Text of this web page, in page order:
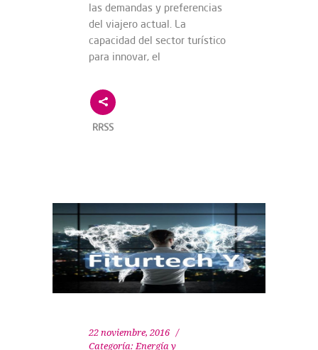
las demandas y preferencias
del viajero actual. La
capacidad del sector turístico
para innovar, el
RRSS
22 noviembre, 2016
Categoría: Energía y